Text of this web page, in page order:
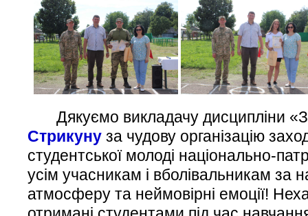
Дякуємо викладачу дисципліни
Стрикуну за чудову організацію
студентської молоді національно-
усім учасникам і вболівальникам за
атмосферу та неймовірні емоції!